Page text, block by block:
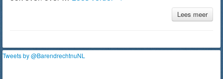
Lees meer
Tweets by @BarendrechtnuNL